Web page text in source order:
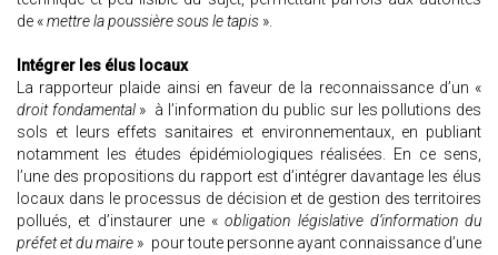
de «mettre la poussière sous le tapis ».
Intégrer les élus locaux
La rapporteur plaide ainsi en faveur de la reconnaissance d’un «
droit fondamental» à l’information du public sur les pollutions des
sols et leurs effets sanitaires et environnementaux, en publiant
notamment les études épidémiologiques réalisées. En ce sens,
l’une des propositions du rapport est d’intégrer davantage les élus
locaux dans le processus de décision et de gestion des territoires
pollués, et d’instaurer une « obligation législative d’information du
préfet et du maire » pour toute personne ayant connaissance d’une